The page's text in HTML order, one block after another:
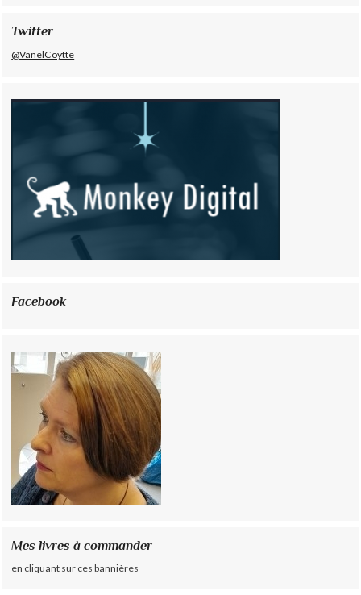
Twitter
@VanelCoytte
Facebook
Mes livres à commander
en cliquant sur ces bannières